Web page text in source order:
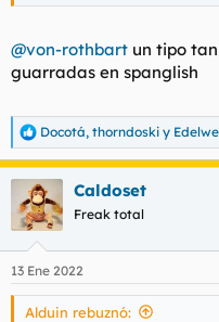
@von-rothbart un tipo
guarradas en spanglish
R
e
a
c
i
e
s
Docotá, thorndoski y
Caldoset
Freak total
13 Ene 2022
Alduin rebuznó: